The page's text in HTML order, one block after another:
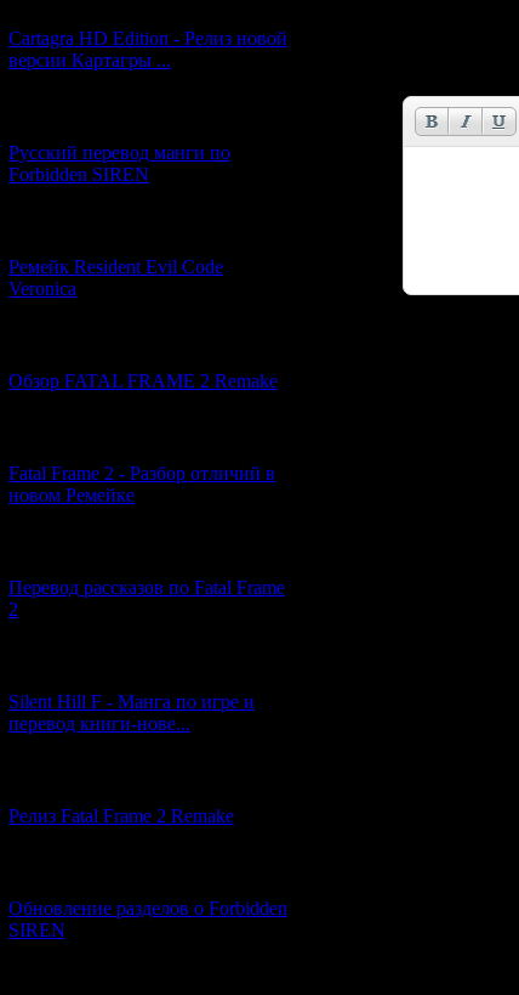
Cartagra HD Edition - Релиз новой
версии Картагры ...
Русский перевод манги по
Forbidden SIREN
Ремейк Resident Evil Code
Veronica
Обзор FATAL FRAME 2 Remake
Fatal Frame 2 - Разбор отличий в
новом Ремейке
Перевод рассказов по Fatal Frame
2
Silent Hill F - Манга по игре и
перевод книги-нове...
Релиз Fatal Frame 2 Remake
Обновление разделов о Forbidden
SIREN